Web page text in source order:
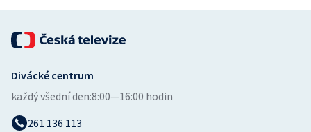
Divácké centrum
každý všední den:8:00—16:00 hodin
261 136 113